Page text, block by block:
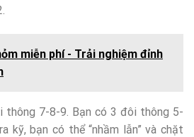
miễn phí - Trải nghiệm đỉnh
thông 7-8-9. Bạn có 3 đôi thông 5-
kỹ, bạn có thể “nhầm lẫn” và chặt